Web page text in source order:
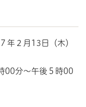
年２月13日（木）
00分～午後５時00